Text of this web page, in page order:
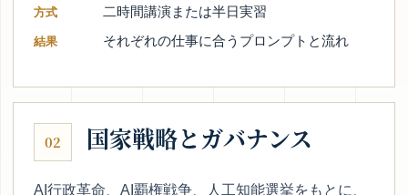
方式 二時間講演または半日実習
結果 それぞれの仕事に合うプロンプトと流れ
02 国家戦略とガバナンス
AI行政革命、AI覇権戦争、人工知能選挙をもとに、